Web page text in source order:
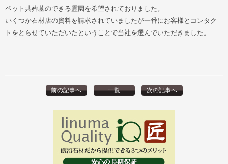
ペット共葬墓のできる霊園を希望されておりました。
いくつか石材店の資料を請求されていましたが一番にお客様とコンタク
トをとらせていただいたということで当社を選んでいただきました。
前の記事へ 一覧 次の記事へ